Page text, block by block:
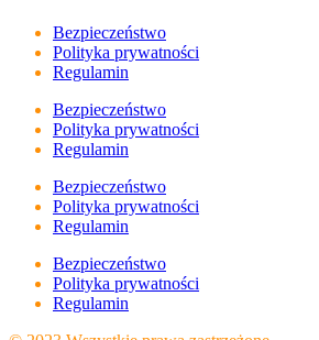
Bezpieczeństwo
Polityka prywatności
Regulamin
Bezpieczeństwo
Polityka prywatności
Regulamin
Bezpieczeństwo
Polityka prywatności
Regulamin
Bezpieczeństwo
Polityka prywatności
Regulamin